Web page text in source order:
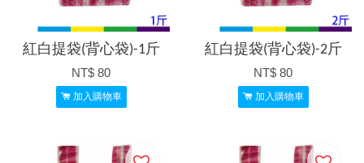
紅白提袋(背心袋)-1斤
NT$ 80
加入購物車
紅白提袋(背心袋)-2斤
NT$ 80
加入購物車